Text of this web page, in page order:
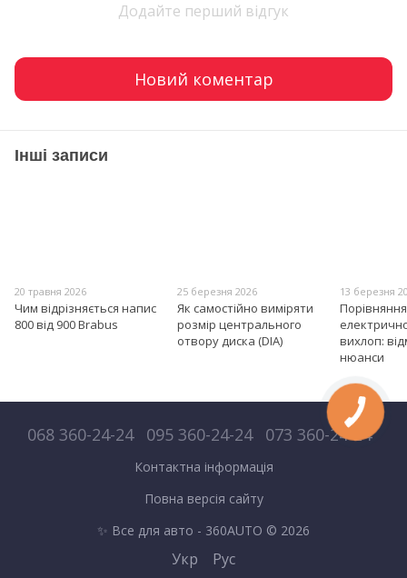
Додайте перший відгук
Новий коментар
Інші записи
20 травня 2026
Чим відрізняється напис
800 від 900 Brabus
25 березня 2026
Як самостійно виміряти
розмір центрального
отвору диска (DIA)
13 березня
вихлоп:
нюанси
068 360-24-24 095 360-24-24 073 360-24-24
Контактна інформація
Повна версія сайту
✨ Все для авто - 360AUTO © 2026
Укр Рус